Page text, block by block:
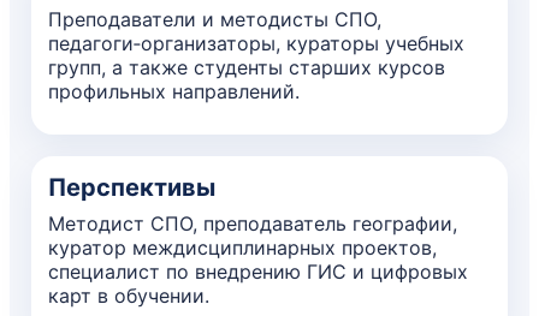
Преподаватели и методисты СПО,
педагоги‑организаторы, кураторы учебных
групп, а также студенты старших курсов
профильных направлений.
Перспективы
Методист СПО, преподаватель географии,
куратор междисциплинарных проектов,
специалист по внедрению ГИС и цифровых
карт в обучении.